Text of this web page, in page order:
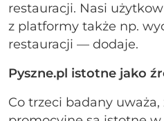
restauracji. Nasi
z platformy także np.
restauracji — dodaje.
Pyszne.pl istotne jako
Co trzeci badany uważa,